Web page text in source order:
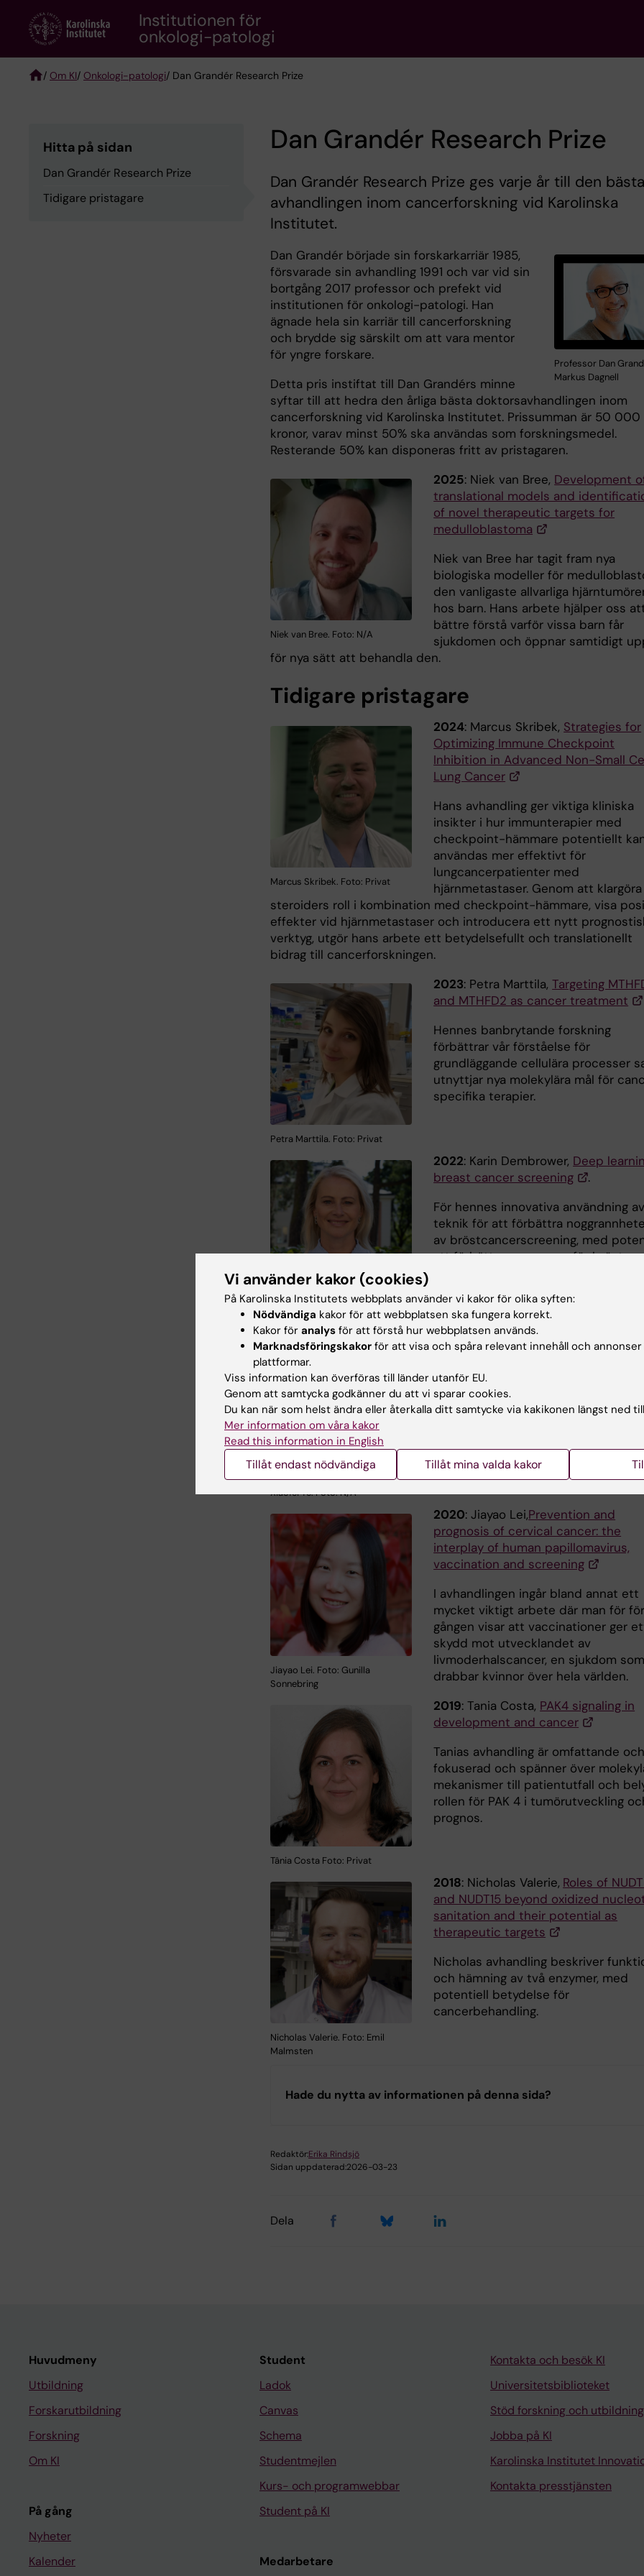
content
Institutionen för
onkologi-patologi
/ Om KI/ Onkologi-patologi/ Dan Grandér Research Prize
Hitta på sidan
Dan Grandér Research Prize
Tidigare pristagare
Dan Grandér Research Prize
Dan Grandér Research Prize ges varje år till den bästa
avhandlingen inom cancerforskning vid Karolinska
Institutet.
Professor Dan
Markus Dagnell
Dan Grandér började sin forskarkarriär 1985,
försvarade sin avhandling 1991 och var vid sin
bortgång 2017 professor och prefekt vid
institutionen för onkologi-patologi. Han
ägnade hela sin karriär till cancerforskning
och brydde sig särskilt om att vara mentor
för yngre forskare.
Detta pris instiftat till Dan Grandérs minne
syftar till att hedra den årliga bästa doktorsavhandlingen inom
cancerforskning vid Karolinska Institutet. Prissumman är 50 000
kronor, varav minst 50% ska användas som forskningsmedel.
Resterande 50% kan disponeras fritt av pristagaren.
Niek van Bree. Foto: N/A
2025: Niek van Bree, Development
translational models and
of novel therapeutic targets for
medulloblastoma
Niek van Bree har tagit fram nya
biologiska modeller för
den vanligaste allvarliga
hos barn. Hans arbete hjälper oss
bättre förstå varför vissa barn får
sjukdomen och öppnar samtidigt
för nya sätt att behandla den.
Tidigare pristagare
Marcus Skribek. Foto: Privat
2024: Marcus Skribek, Strategies for
Optimizing Immune Checkpoint
Inhibition in Advanced Non-Small
Lung Cancer
Hans avhandling ger viktiga kliniska
insikter i hur immunterapier med
checkpoint-hämmare potentiellt
användas mer effektivt för
lungcancerpatienter med
hjärnmetastaser. Genom att klargöra
steroiders roll i kombination med checkpoint-hämmare, visa
effekter vid hjärnmetastaser och introducera ett nytt
verktyg, utgör hans arbete ett betydelsefullt och translationellt
bidrag till cancerforskningen.
Petra Marttila. Foto: Privat
2023: Petra Marttila,Targeting
and MTHFD2 as cancer treatment
Hennes banbrytande forskning
förbättrar vår förståelse för
grundläggande cellulära processer
utnyttjar nya molekylära mål för
specifika terapier.
Karin Dembrower. Foto: N/A
2022: Karin Dembrower, Deep
breast cancer screening
.
För hennes innovativa användning
teknik för att förbättra
av bröstcancerscreening, med
att förbättra prognosen för
Xiaofei Ye. Foto: N/A
2021: Xiaofei Ye,Characterization of
genome and tumor
human B-cell lymphoma
För att översätta sekvenseringsdata
en förståelse av
diagnos och behandling av lymfom
Jiayao Lei. Foto: Gunilla
Sonnebring
2020: Jiayao Lei,Prevention and
prognosis of cervical cancer: the
interplay of human papillomavirus,
vaccination and screening
I avhandlingen ingår bland annat ett
mycket viktigt arbete där man för
gången visar att vaccinationer ger
skydd mot utvecklandet av
livmoderhalscancer, en sjukdom som
drabbar kvinnor över hela världen.
Tânia Costa Foto: Privat
2019: Tania Costa, PAK4 signaling in
development and cancer
Tanias avhandling är omfattande och
fokuserad och spänner över
mekanismer till patientutfall och
rollen för PAK 4 i tumörutveckling
prognos.
Nicholas Valerie. Foto: Emil
Malmsten
2018: Nicholas Valerie, Roles of
and NUDT15 beyond oxidized
sanitation and their potential as
therapeutic targets
Nicholas avhandling beskriver
och hämning av två enzymer, med
potentiell betydelse för
cancerbehandling.
Hade du nytta av informationen på denna sida?
Redaktör:Erika Rindsjö
Sidan uppdaterad:2026-03-23
Dela
Huvudmeny
Utbildning
Forskarutbildning
Forskning
Om KI
På gång
Nyheter
Kalender
Student
Ladok
Canvas
Schema
Studentmejlen
Kurs- och programwebbar
Student på KI
Medarbetare
Kontakta och besök KI
Universitetsbiblioteket
Stöd forskning och utbildning
Jobba på KI
Karolinska Institutet
Kontakta presstjänsten
Vi använder kakor (cookies)
På Karolinska Institutets webbplats använder vi kakor för olika syften:
Nödvändiga kakor för att webbplatsen ska fungera korrekt.
Kakor för analys för att förstå hur webbplatsen används.
Marknadsföringskakor för att visa och spåra relevant innehåll och
plattformar.
Viss information kan överföras till länder utanför EU.
Genom att samtycka godkänner du att vi sparar cookies.
Du kan när som helst ändra eller återkalla ditt samtycke via kakikonen längst ned
Mer information om våra kakor
Read this information in English
Tillåt endast nödvändiga Tillåt mina valda kakor